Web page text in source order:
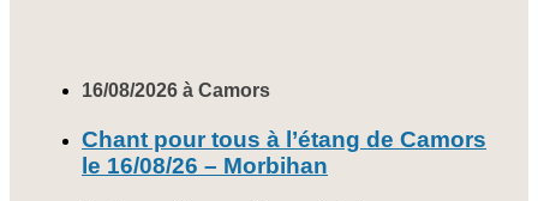
16/08/2026 à Camors
Chant pour tous à l’étang de Camors
le 16/08/26 – Morbihan